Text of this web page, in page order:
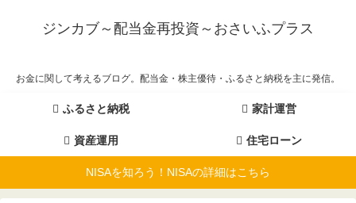
ジンカブ～配当金再投資～おさいふプラス
お金に関して考えるブログ。配当金・株主優待・ふるさと納税を主に発信。
ふるさと納税 家計運営
資産運用 住宅ローン
NISAを知ろう！NISAの詳細はこちら